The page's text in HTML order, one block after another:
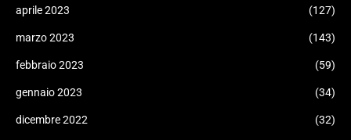
aprile 2023 (127)
marzo 2023 (143)
febbraio 2023 (59)
gennaio 2023 (34)
dicembre 2022 (32)